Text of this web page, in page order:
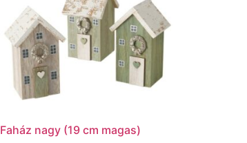
Faház nagy (19 cm magas)